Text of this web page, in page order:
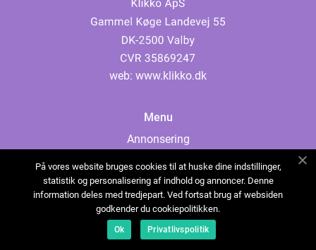
web: www.klikko.dk
Menu
Annonsering
Cookies
Kontakta oss
Sitemap
På vores website bruges cookies til at huske dine indstillinger,
statistik og personalisering af indhold og annoncer. Denne
information deles med tredjepart. Ved fortsat brug af websiden
godkender du cookiepolitikken.
Ok Privatlivspolitik